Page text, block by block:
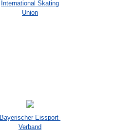
International Skating
Union
Bayerischer Eissport-
Verband